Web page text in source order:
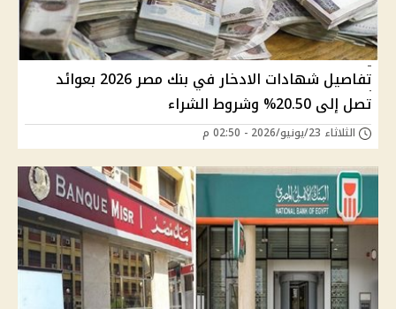
تفاصيل شهادات الادخار في بنك مصر 2026 بعوائد
تصل إلى 20.50% وشروط الشراء
الثلاثاء 23/يونيو/2026 - 02:50 م